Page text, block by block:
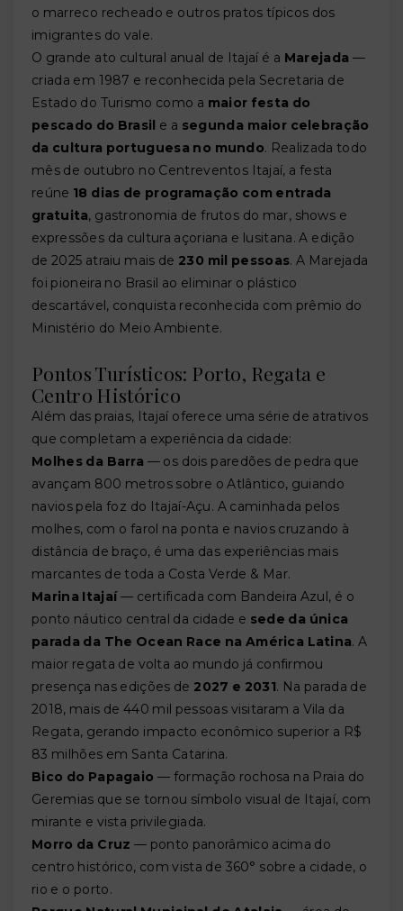
o marreco recheado e outros pratos típicos dos
imigrantes do vale.
O grande ato cultural anual de Itajaí é a Marejada —
criada em 1987 e reconhecida pela Secretaria de
Estado do Turismo como a maior festa do
pescado do Brasil e a segunda maior celebração
da cultura portuguesa no mundo. Realizada todo
mês de outubro no Centreventos Itajaí, a festa
reúne 18 dias de programação com entrada
gratuita, gastronomia de frutos do mar, shows e
expressões da cultura açoriana e lusitana. A edição
de 2025 atraiu mais de 230 mil pessoas. A Marejada
foi pioneira no Brasil ao eliminar o plástico
descartável, conquista reconhecida com prêmio do
Ministério do Meio Ambiente.
Pontos Turísticos: Porto, Regata e
Centro Histórico
Além das praias, Itajaí oferece uma série de atrativos
que completam a experiência da cidade:
Molhes da Barra — os dois paredões de pedra que
avançam 800 metros sobre o Atlântico, guiando
navios pela foz do Itajaí-Açu. A caminhada pelos
molhes, com o farol na ponta e navios cruzando à
distância de braço, é uma das experiências mais
marcantes de toda a Costa Verde & Mar.
Marina Itajaí— certificada com Bandeira Azul, é o
ponto náutico central da cidade e sede da única
parada da The Ocean Race na América Latina. A
maior regata de volta ao mundo já confirmou
presença nas edições de 2027 e 2031. Na parada de
2018, mais de 440 mil pessoas visitaram a Vila da
Regata, gerando impacto econômico superior a R$
83 milhões em Santa Catarina.
Bico do Papagaio — formação rochosa na Praia do
Geremias que se tornou símbolo visual de Itajaí, com
mirante e vista privilegiada.
Morro da Cruz — ponto panorâmico acima do
centro histórico, com vista de 360° sobre a cidade, o
rio e o porto.